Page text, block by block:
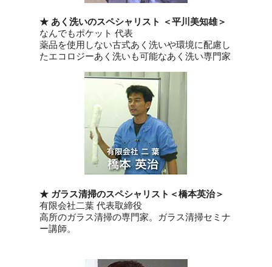
★ あく洗いのスペシャリスト ＜平川美知雄＞
なんでもポケット 代表
薬品を使用しない古式あく洗いや環境に配慮し
たエコロジーあく洗いも可能なあく洗い専門家
★ ガラス清掃のスペシャリスト ＜橋本英治＞
有限会社二葉 代表取締役
高所のガラス清掃の専門家。ガラス清掃セミナ
ー講師。